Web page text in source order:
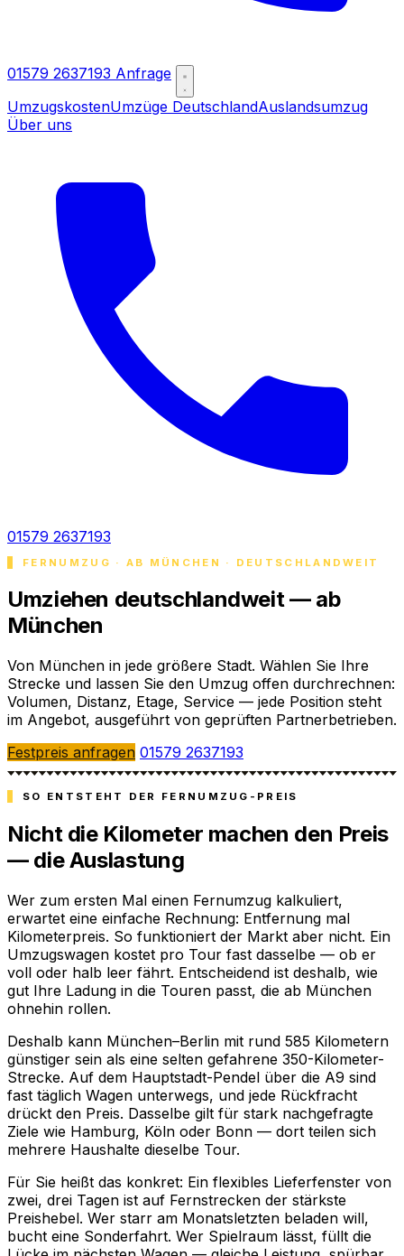
01579 2637193 Anfrage
UmzugskostenUmzüge DeutschlandAuslandsumzug
Über uns
01579 2637193
FERNUMZUG · AB MÜNCHEN · DEUTSCHLANDWEIT
Umziehen deutschlandweit — ab
München
Von München in jede größere Stadt. Wählen Sie Ihre
Strecke und lassen Sie den Umzug offen durchrechnen:
Volumen, Distanz, Etage, Service — jede Position steht
im Angebot, ausgeführt von geprüften Partnerbetrieben.
Festpreis anfragen 01579 2637193
SO ENTSTEHT DER FERNUMZUG-PREIS
Nicht die Kilometer machen den Preis
— die Auslastung
Wer zum ersten Mal einen Fernumzug kalkuliert,
erwartet eine einfache Rechnung: Entfernung mal
Kilometerpreis. So funktioniert der Markt aber nicht. Ein
Umzugswagen kostet pro Tour fast dasselbe — ob er
voll oder halb leer fährt. Entscheidend ist deshalb, wie
gut Ihre Ladung in die Touren passt, die ab München
ohnehin rollen.
Deshalb kann München–Berlin mit rund 585 Kilometern
günstiger sein als eine selten gefahrene 350-Kilometer-
Strecke. Auf dem Hauptstadt-Pendel über die A9 sind
fast täglich Wagen unterwegs, und jede Rückfracht
drückt den Preis. Dasselbe gilt für stark nachgefragte
Ziele wie Hamburg, Köln oder Bonn — dort teilen sich
mehrere Haushalte dieselbe Tour.
Für Sie heißt das konkret: Ein flexibles Lieferfenster von
zwei, drei Tagen ist auf Fernstrecken der stärkste
Preishebel. Wer starr am Monatsletzten beladen will,
bucht eine Sonderfahrt. Wer Spielraum lässt, füllt die